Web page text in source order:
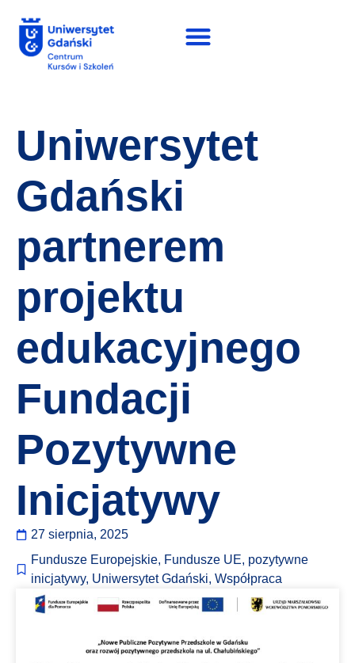
Uniwersytet
Gdański
partnerem
projektu
edukacyjnego
Fundacji
Pozytywne
Inicjatywy
27 sierpnia, 2025
Fundusze Europejskie, Fundusze UE, pozytywne
inicjatywy, Uniwersytet Gdański, Współpraca